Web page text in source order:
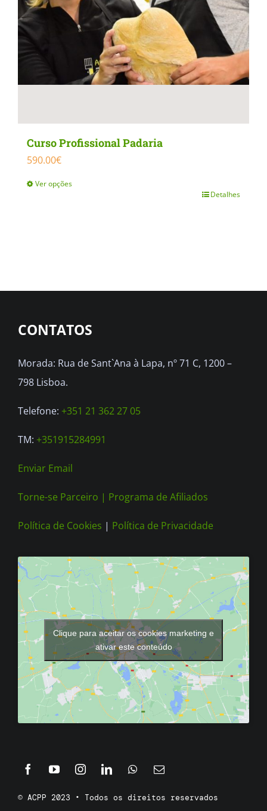
Curso Profissional Padaria
590.00€
Ver opções
The
may
chosen
on
the
page
Detalhes
CONTATOS
Morada: Rua de Sant`Ana à Lapa, nº 71 C, 1200 –
798 Lisboa.
Telefone: +351 21 362 27 05
TM: +351915284991
Enviar Email
Torne-se Parceiro | Programa de Afiliados
Política de Cookies | Política de Privacidade
Clique para aceitar os cookies marketing e
ativar este conteúdo
© ACPP 2023 • Todos os direitos reservados